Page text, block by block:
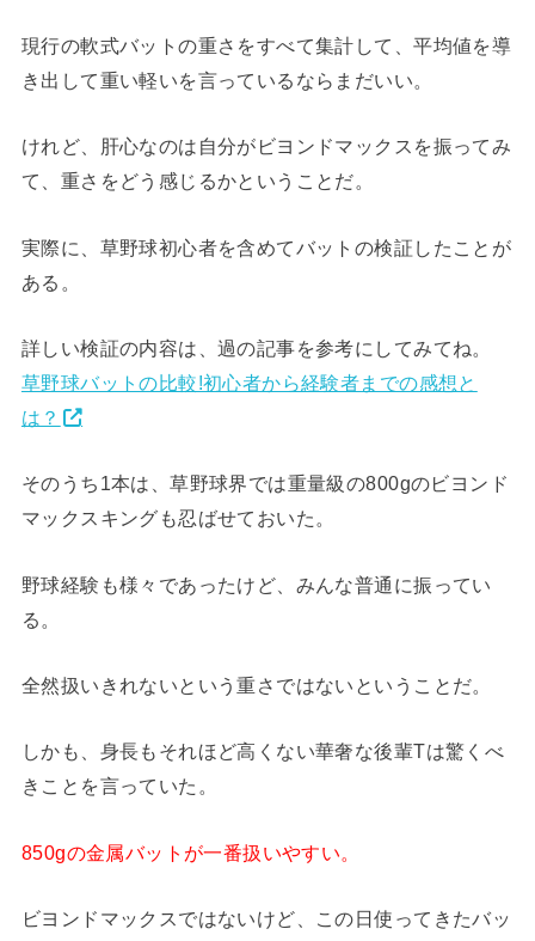
現行の軟式バットの重さをすべて集計して、平均値を導
き出して重い軽いを言っているならまだいい。
けれど、肝心なのは自分がビヨンドマックスを振ってみ
て、重さをどう感じるかということだ。
実際に、草野球初心者を含めてバットの検証したことが
ある。
詳しい検証の内容は、過の記事を参考にしてみてね。
草野球バットの比較!初心者から経験者までの感想と
は？
そのうち1本は、草野球界では重量級の800gのビヨンド
マックスキングも忍ばせておいた。
野球経験も様々であったけど、みんな普通に振ってい
る。
全然扱いきれないという重さではないということだ。
しかも、身長もそれほど高くない華奢な後輩Tは驚くべ
きことを言っていた。
850gの金属バットが一番扱いやすい。
ビヨンドマックスではないけど、この日使ってきたバッ